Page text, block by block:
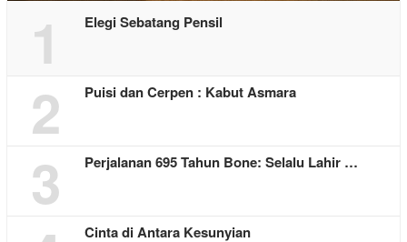
1 Elegi Sebatang Pensil
2 Puisi dan Cerpen : Kabut Asmara
3 Perjalanan 695 Tahun Bone: Selalu Lahir …
Cinta di Antara Kesunyian